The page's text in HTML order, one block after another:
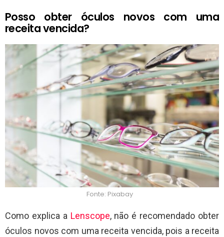
Posso obter óculos novos com uma
receita vencida?
Fonte: Pixabay
Como explica a Lenscope, não é recomendado obter
óculos novos com uma receita vencida, pois a receita